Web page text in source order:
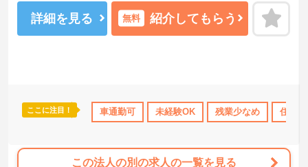
ンクOK 資格取得サポート 研修制度あり 産休･育休･介護休暇
質向上と資格取得のサポートを行っております）があります！
スキルアップされたい方や未経験の方にもおすすめです！また、す
べての働く方が「安心して長く活躍できる職場」を提供すべく、
詳細を見る 無料 紹介してもらう
ここに注目！ 車通勤可 未経験OK 残業少なめ 住宅
この法人の別の求人の一覧を見る